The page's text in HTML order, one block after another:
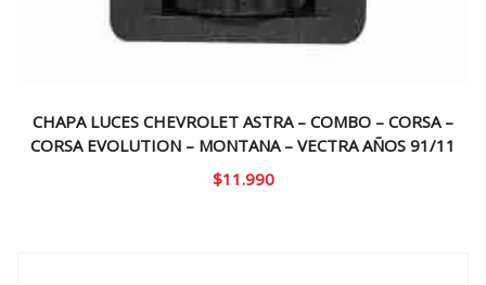
CHAPA LUCES CHEVROLET ASTRA – COMBO – CORSA –
CORSA EVOLUTION – MONTANA – VECTRA AÑOS 91/11
$11.990